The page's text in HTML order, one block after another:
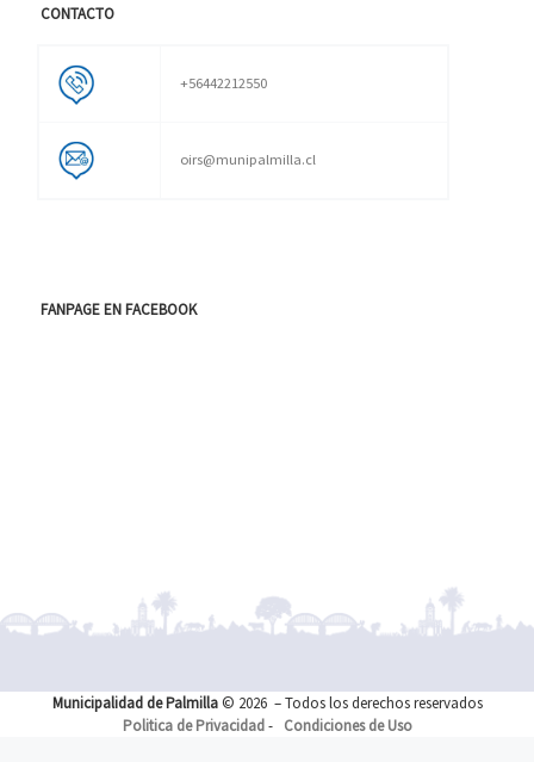
CONTACTO
+56442212550
oirs@munipalmilla.cl
FANPAGE EN FACEBOOK
Municipalidad de Palmilla© 2026 – Todos los derechos reservados
Politica de Privacidad- Condiciones de Uso